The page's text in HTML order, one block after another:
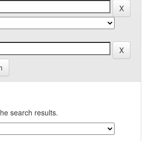
search results.